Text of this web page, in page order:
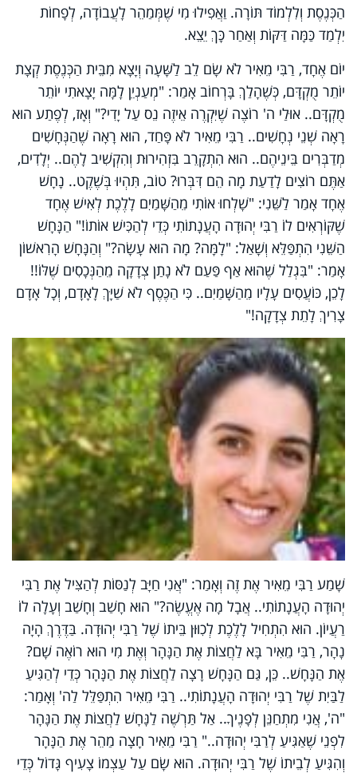
הַכְּנֶסֶת וְלִלְמוֹד תּוֹרָה. וַאֲפִילוּ מִי שֶׁמְּמַהֵר לָעֲבוֹדָה, לְפָחוֹת
יִלְמַד כַּמָּה דַּקּוֹת וְאַחַר כָּךְ יֵצֵא.
יוֹם אֶחָד, רַבִּי מֵאִיר לֹא שָׂם לֵב לַשָּׁעָה וְיָצָא מִבֵּית הַכְּנֶסֶת קְצָת
יוֹתֵר מֻקְדָּם, כְּשֶׁהָלַךְ בָּרְחוֹב אָמַר: "מְעַנְיֵן לָמָּה יָצָאתִי יוֹתֵר
מֻקְדָּם.. אוּלַי ה' רוֹצֶה שֶׁיִּקְרֶה אֵיזֶה נֵס עַל יָדִי?" וְאָז, לְפֶתַע הוּא
רָאָה שְׁנֵי נְחָשִׁים.. רַבִּי מֵאִיר לֹא פָּחַד, הוּא רָאָה שֶׁהַנְּחָשִׁים
מְדַבְּרִים בֵּינֵיהֶם.. הוּא הִתְקָרֵב בִּזְהִירוּת וְהִקְשִׁיב לָהֶם.. יְלָדִים,
אַתֶּם רוֹצִים לָדַעַת מָה הֵם דִּבְּרוּ? טוֹב, תִּהְיוּ בְּשֶׁקֶט.. נָחָשׁ
אֶחָד אָמַר לַשֵּׁנִי: "שָׁלְחוּ אוֹתִי מֵהַשָּׁמַיִם לָלֶכֶת לְאִישׁ אֶחָד
שֶׁקּוֹרְאִים לוֹ רַבִּי יְהוּדָה הָעֲנָתוֹתִי כְּדֵי לְהַכִּישׁ אוֹתוֹ!" הַנָּחָשׁ
הַשֵּׁנִי הִתְפַּלֵּא וְשָׁאַל: "לָמָּה? מָה הוּא עָשָׂה?" וְהַנָּחָשׁ הָרִאשׁוֹן
אָמַר: "בִּגְלַל שֶׁהוּא אַף פַּעַם לֹא נָתַן צְדָקָה מֵהַנְּכָסִים שֶׁלּוֹ!!
לָכֵן, כּוֹעֲסִים עָלָיו מֵהַשָּׁמַיִם.. כִּי הַכֶּסֶף לֹא שַׁיָּךְ לָאָדָם, וְכָל אָדָם
צָרִיךְ לָתֵת צְדָקָה!"
שָׁמַע רַבִּי מֵאִיר אֶת זֶה וְאָמַר: "אֲנִי חַיָּב לְנַסּוֹת לְהַצִּיל אֶת רַבִּי
יְהוּדָה הָעֲנָתוֹתִי.. אֲבָל מָה אֶעֱשֶׂה?" הוּא חָשַׁב וְחָשַׁב וְעָלָה לוֹ
רַעֲיוֹן. הוּא הִתְחִיל לָלֶכֶת לְכִוּוּן בֵּיתוֹ שֶׁל רַבִּי יְהוּדָה. בַּדֶּרֶךְ הָיָה
נָהָר, רַבִּי מֵאִיר בָּא לַחֲצוֹת אֶת הַנָּהָר וְאֶת מִי הוּא רוֹאֶה שָׁם?
אֶת הַנָּחָשׁ.. כֵּן, גַּם הַנָּחָשׁ רָצָה לַחֲצוֹת אֶת הַנָּהָר כְּדֵי לְהַגִּיעַ
לַבַּיִת שֶׁל רַבִּי יְהוּדָה הָעֲנָתוֹתִי.. רַבִּי מֵאִיר הִתְפַּלֵּל לַה' וְאָמַר:
"ה', אֲנִי מִתְחַנֵּן לְפָנֶיךָ.. אַל תַּרְשֶׁה לַנָּחָשׁ לַחֲצוֹת אֶת הַנָּהָר
לִפְנֵי שֶׁאַגִּיעַ לְרַבִּי יְהוּדָה.." רַבִּי מֵאִיר חָצָה מַהֵר אֶת הַנָּהָר
וְהִגִּיעַ לְבֵיתוֹ שֶׁל רַבִּי יְהוּדָה. הוּא שָׂם עַל עַצְמוֹ צָעִיף גָּדוֹל כְּדֵי